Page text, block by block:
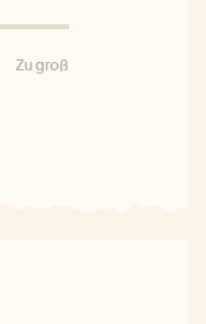
Zu groß